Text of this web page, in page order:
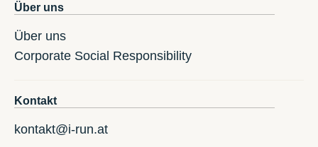
Über uns
Über uns
Corporate Social Responsibility
Kontakt
kontakt@i-run.at